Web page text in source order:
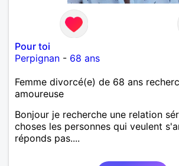
Pour toi
Perpignan - 68 ans
Femme divorcé(e) de 68 ans
amoureuse
Bonjour je recherche une relation
choses les personnes qui veulent
réponds pas....